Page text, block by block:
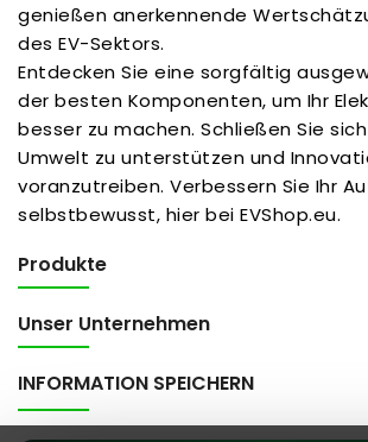
genießen anerkennende
des EV-Sektors.
Entdecken Sie eine sorgfältig
der besten Komponenten, um Ihr
besser zu machen. Schließen Sie
Umwelt zu unterstützen und
voranzutreiben. Verbessern Sie Ihr
selbstbewusst, hier bei EVShop.eu.
Produkte
Unser Unternehmen
INFORMATION SPEICHERN